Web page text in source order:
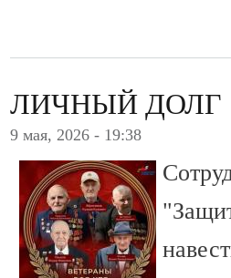
ЛИЧНЫЙ ДОЛГ
9 мая, 2026 - 19:38